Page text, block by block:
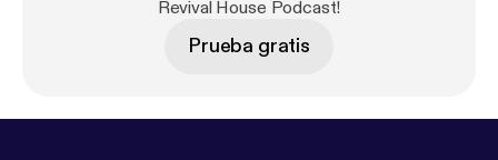
Revival House Podcast!
Prueba gratis